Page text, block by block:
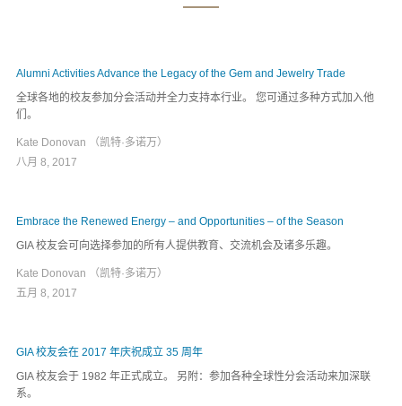
Alumni Activities Advance the Legacy of the Gem and Jewelry Trade
全球各地的校友参加分会活动并全力支持本行业。 您可通过多种方式加入他
们。
Kate Donovan （凯特·多诺万）
八月 8, 2017
Embrace the Renewed Energy – and Opportunities – of the Season
GIA 校友会可向选择参加的所有人提供教育、交流机会及诸多乐趣。
Kate Donovan （凯特·多诺万）
五月 8, 2017
GIA 校友会在 2017 年庆祝成立 35 周年
GIA 校友会于 1982 年正式成立。 另附：参加各种全球性分会活动来加深联
系。